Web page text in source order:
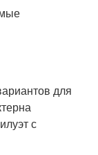
для
с